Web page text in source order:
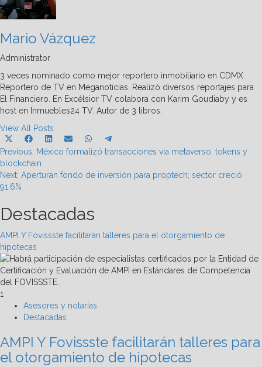
Mario Vázquez
Administrator
3 veces nominado como mejor reportero inmobiliario en CDMX.
Reportero de TV en Meganoticias. Realizó diversos reportajes para
El Financiero. En Excélsior TV colabora con Karim Goudiaby y es
host en Inmuebles24 TV. Autor de 3 libros.
View All Posts
Share
on
(Twitter)
Share
on
Facebook
Share
on
LinkedInShare
on
Email
Share
on
WhatsApp
on
Post
navigation
Previous: México formalizó transacciones vía metaverso, tokens y
blockchain
Next: Aperturan fondo de inversión para proptech; sector creció
91.6%
Destacadas
AMPI Y Fovissste facilitarán talleres para el otorgamiento de
hipotecas
1
Asesores y notarías
Destacadas
AMPI Y Fovissste facilitarán talleres para
el otorgamiento de hipotecas